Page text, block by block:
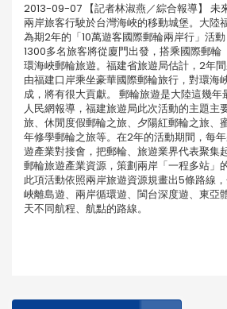
2013-09-07 【記者林淑燕／綜合報導】 未
兩岸旅客行駛於台灣海峽的移動城堡。大陸
為期2年的「10萬遊客國際郵輪兩岸行」活
1300多名旅客將從廈門出發，搭乘國際郵輪
環海峽郵輪旅遊。福建省旅遊局估計，2年
由福建口岸乘坐豪華國際郵輪旅行，對環海
成，將有很大貢獻。 郵輪旅遊是大陸這幾
人民網報導，福建旅遊局此次活動的主題主
旅、休閒度假郵輪之旅、夕陽紅郵輪之旅、
年修學郵輪之旅等。在2年的活動期間，每
遊產業對接會，把郵輪、旅遊業界代表聚集
郵輪旅遊產業資源，策劃兩岸「一程多站」
此項活動依照兩岸旅遊資源規畫出5條路線
峽離島遊、兩岸循環遊、閩台深度遊、東亞
天不同航程、航點的路線。